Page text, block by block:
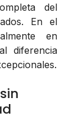
del
En el
en
diferencia